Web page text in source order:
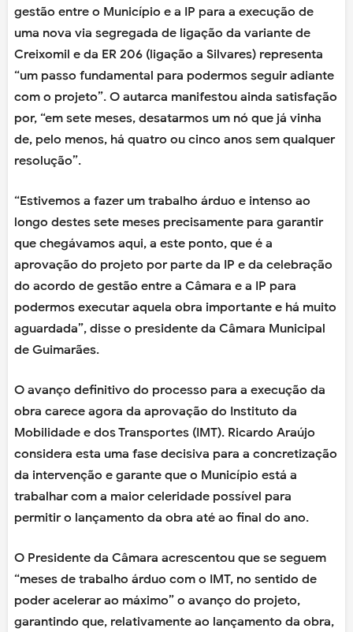
gestão entre o Município e a IP para a execução de
uma nova via segregada de ligação da variante de
Creixomil e da ER 206 (ligação a Silvares) representa
“um passo fundamental para podermos seguir adiante
com o projeto”. O autarca manifestou ainda satisfação
por, “em sete meses, desatarmos um nó que já vinha
de, pelo menos, há quatro ou cinco anos sem qualquer
resolução”.
“Estivemos a fazer um trabalho árduo e intenso ao
longo destes sete meses precisamente para garantir
que chegávamos aqui, a este ponto, que é a
aprovação do projeto por parte da IP e da celebração
do acordo de gestão entre a Câmara e a IP para
podermos executar aquela obra importante e há muito
aguardada”, disse o presidente da Câmara Municipal
de Guimarães.
O avanço definitivo do processo para a execução da
obra carece agora da aprovação do Instituto da
Mobilidade e dos Transportes (IMT). Ricardo Araújo
considera esta uma fase decisiva para a concretização
da intervenção e garante que o Município está a
trabalhar com a maior celeridade possível para
permitir o lançamento da obra até ao final do ano.
O Presidente da Câmara acrescentou que se seguem
“meses de trabalho árduo com o IMT, no sentido de
poder acelerar ao máximo” o avanço do projeto,
garantindo que, relativamente ao lançamento da obra,